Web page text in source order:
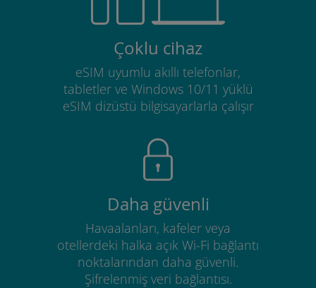
Çoklu cihaz
eSIM uyumlu akıllı telefonlar,
tabletler ve Windows 10/11 yüklü
eSIM dizüstü bilgisayarlarla çalışır
Daha güvenli
Havaalanları, kafeler veya
otellerdeki halka açık Wi-Fi bağlantı
noktalarından daha güvenli.
Şifrelenmiş veri bağlantısı.